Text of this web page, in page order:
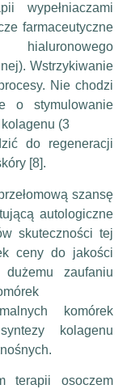
wypełniaczami
farmaceutyczne
Wstrzykiwanie
Nie chodzi
o stymulowanie
(3
do regeneracji
[8].
szansę
autologiczne
skuteczności tej
ceny do jakości
zaufaniu
komórek
kolagenu
terapii osoczem